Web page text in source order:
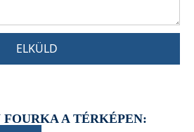
ELKÜLD
A TÉRKÉPEN: